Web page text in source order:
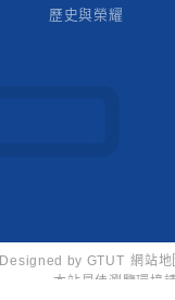
歷史與榮耀
Designed by GTUT 網站地
本站最佳瀏覽環境